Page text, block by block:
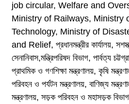
job circular, Welfare and
Ministry of Railways, Ministry
Technology, Ministry of
and Relief, প্রধানমন্ত্রীর কার্যালয়,
সেনানিবাস,মন্ত্রিপরিষদ বিভাগ, পার্বত্য
প্রাথমিক ও গণশিক্ষা মন্ত্রণালয়, কৃষি
পরিবহন ও পর্যটন মন্ত্রণালয়, বাণিজ্য
মন্ত্রণালয়, সড়ক পরিবহন ও মহাসড়ক